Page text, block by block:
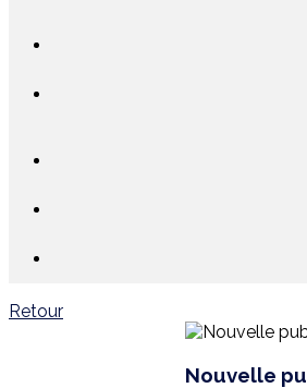
Retour
Nouvelle